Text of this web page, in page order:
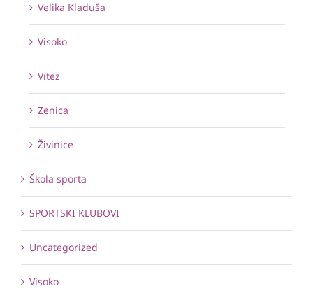
Velika Kladuša
Visoko
Vitez
Zenica
Živinice
Škola sporta
SPORTSKI KLUBOVI
Uncategorized
Visoko